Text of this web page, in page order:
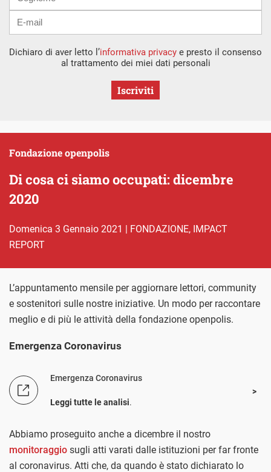
Dichiaro di aver letto l’informativa privacy e presto il consenso
al trattamento dei miei dati personali
Iscriviti
Di cosa ci siamo occupati: dicembre
2020
Fondazione openpolis
domenica 3 Gennaio 2021 | FONDAZIONE, IMPACT
REPORT
L’appuntamento mensile per aggiornare lettori, community
e sostenitori sulle nostre iniziative. Un modo per raccontare
meglio e di più le attività della fondazione openpolis.
Emergenza Coronavirus
Emergenza Coronavirus
Leggi tutte le analisi.
Abbiamo proseguito anche a dicembre il nostro
monitoraggio sugli atti varati dalle istituzioni per far fronte
al coronavirus. Atti che, da quando è stato dichiarato lo